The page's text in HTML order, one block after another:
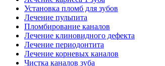
Установка пломб для зубов
Лечение пульпита
Пломбирование каналов
Лечение клиновидного дефекта
Лечение периодонтита
Лечение корневых каналов
Чистка каналов зуба